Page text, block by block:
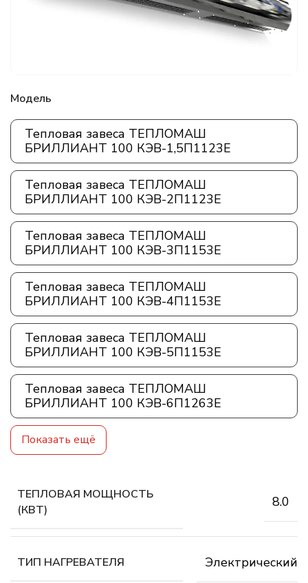
Модель
Тепловая завеса ТЕПЛОМАШ
БРИЛЛИАНТ 100 КЭВ-1,5П1123E
Тепловая завеса ТЕПЛОМАШ
БРИЛЛИАНТ 100 КЭВ-2П1123E
Тепловая завеса ТЕПЛОМАШ
БРИЛЛИАНТ 100 КЭВ-3П1153E
Тепловая завеса ТЕПЛОМАШ
БРИЛЛИАНТ 100 КЭВ-4П1153E
Тепловая завеса ТЕПЛОМАШ
БРИЛЛИАНТ 100 КЭВ-5П1153E
Тепловая завеса ТЕПЛОМАШ
БРИЛЛИАНТ 100 КЭВ-6П1263E
Показать ещё
ТЕПЛОВАЯ МОЩНОСТЬ
(КВТ)
8.0
ТИП НАГРЕВАТЕЛЯ Электрический